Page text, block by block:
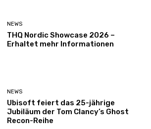
NEWS
THQ Nordic Showcase 2026 –
Erhaltet mehr Informationen
NEWS
Ubisoft feiert das 25-jährige
Jubiläum der Tom Clancy’s Ghost
Recon-Reihe